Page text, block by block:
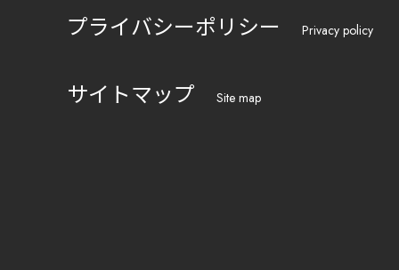
プライバシーポリシー Privacy policy
サイトマップ Site map